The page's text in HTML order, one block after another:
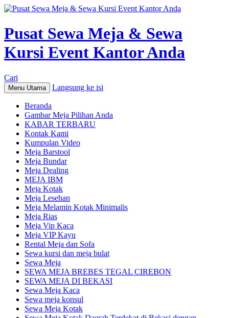
Pusat Sewa Meja & Sewa
Kursi Event Kantor Anda
Cari
Menu Utama Langsung ke isi
Beranda
Gambar Meja Pilihan Anda
KABAR TERBARU
Kontak Kami
Kumpulan Video
Meja Barstool
Meja Bundar
Meja Dealing
MEJA IBM
Meja Kotak
Meja Lesehan
Meja Melamin Kotak Minimalis
Meja Rias
Meja Vip Kaca
Meja VIP Kayu
Rental Meja dan Sofa
Sewa kursi dan meja bulat
Sewa Meja
SEWA MEJA BREBES TEGAL CIREBON
SEWA MEJA DI BEKASI
Sewa Meja Kaca
Sewa meja konsul
Sewa Meja Kotak